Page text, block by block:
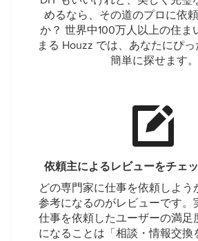
めるなら、その道のプロに依
か？ 世界中100万人以上の住ま
まる Houzz では、あなたにぴ
簡単に探せます。
依頼主によるレビューをチェ
どの専門家に仕事を依頼しよう
参考になるのがレビューです。
仕事を依頼したユーザーの満足
になることは「相談・情報交換